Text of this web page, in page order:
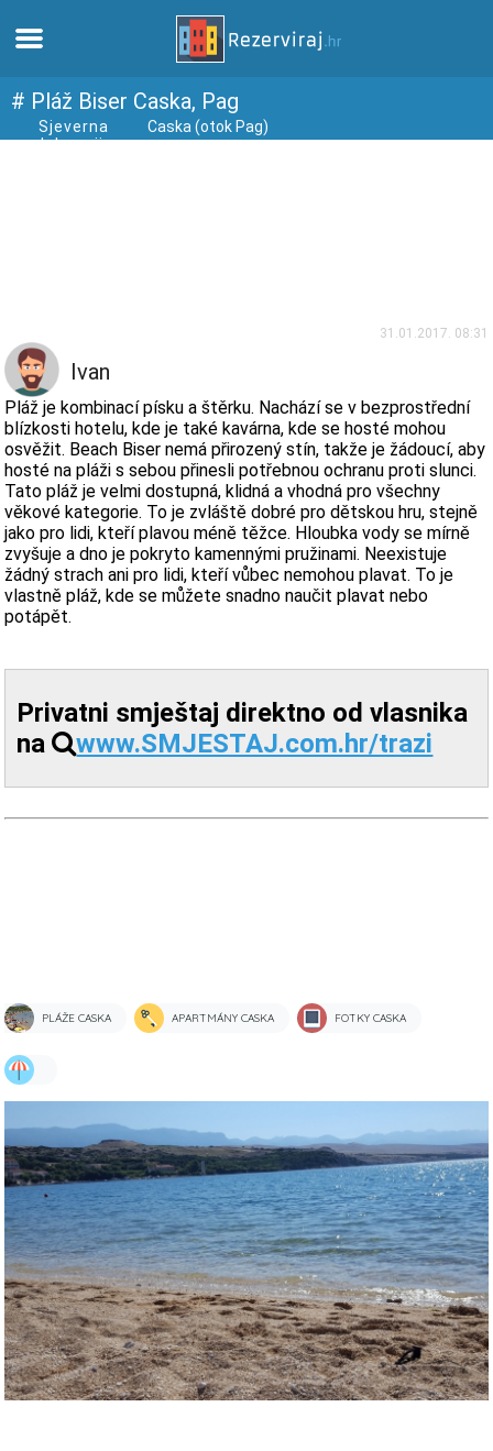
Domů
Webkamery
Seznamte se s Chorvatskem
Muzea
# Pláž Biser Caska, Pag
Sjeverna
dalmacija
Caska (otok Pag)
31.01.2017. 08:31
Ivan
Pláž je kombinací písku a štěrku. Nachází se v bezprostřední
blízkosti hotelu, kde je také kavárna, kde se hosté mohou
osvěžit. Beach Biser nemá přirozený stín, takže je žádoucí, aby
hosté na pláži s sebou přinesli potřebnou ochranu proti slunci.
Tato pláž je velmi dostupná, klidná a vhodná pro všechny
věkové kategorie. To je zvláště dobré pro dětskou hru, stejně
jako pro lidi, kteří plavou méně těžce. Hloubka vody se mírně
zvyšuje a dno je pokryto kamennými pružinami. Neexistuje
žádný strach ani pro lidi, kteří vůbec nemohou plavat. To je
vlastně pláž, kde se můžete snadno naučit plavat nebo
potápět.
Privatni smještaj direktno od vlasnika
na
www.SMJESTAJ.com.hr/trazi
PLÁŽE CASKA APARTMÁNY CASKA FOTKY CASKA